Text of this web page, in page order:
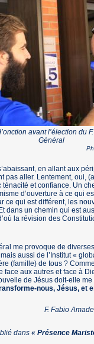
avant l’élection du
Général
en allant aux
pas aller. Lentement, oui,
ténacité et confiance. Un
d’ouverture à ce qui
ce qui est différent, les
dans un chemin qui est
la révision des
me provoque de
aussi de l’Institut «
(famille) de tous ?
face aux autres et face à
de Jésus doit-elle
nous, Jésus, et
F. Fabio
dans « Présence